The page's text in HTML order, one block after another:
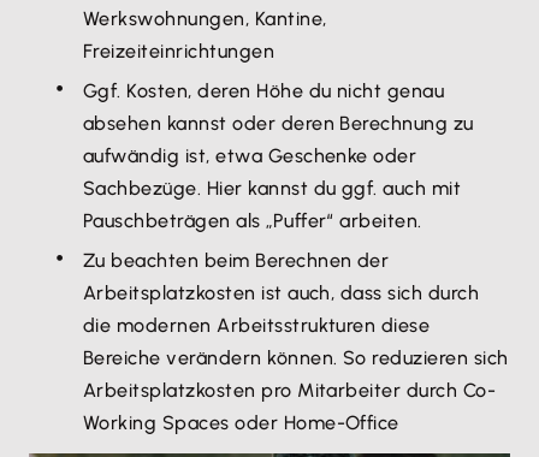
Werkswohnungen, Kantine,
Freizeiteinrichtungen
Ggf. Kosten, deren Höhe du nicht genau
absehen kannst oder deren Berechnung zu
aufwändig ist, etwa Geschenke oder
Sachbezüge. Hier kannst du ggf. auch mit
Pauschbeträgen als „Puffer“ arbeiten.
Zu beachten beim Berechnen der
Arbeitsplatzkosten ist auch, dass sich durch
die modernen Arbeitsstrukturen diese
Bereiche verändern können. So reduzieren sich
Arbeitsplatzkosten pro Mitarbeiter durch Co-
Working Spaces oder Home-Office